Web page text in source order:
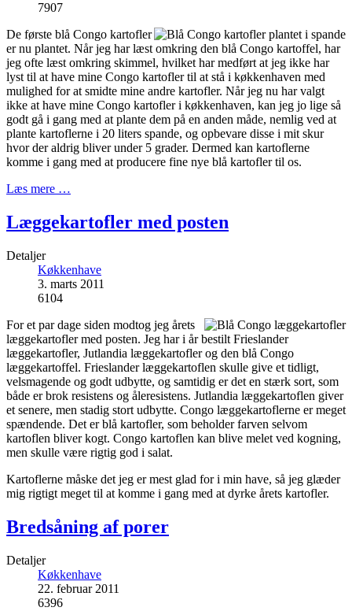
7907
De første blå Congo kartofler
er nu plantet. Når jeg har læst omkring den blå Congo kartoffel, har
jeg ofte læst omkring skimmel, hvilket har medført at jeg ikke har
lyst til at have mine Congo kartofler til at stå i køkkenhaven med
mulighed for at smidte mine andre kartofler. Når jeg nu har valgt
ikke at have mine Congo kartofler i køkkenhaven, kan jeg jo lige så
godt gå i gang med at plante dem på en anden måde, nemlig ved at
plante kartoflerne i 20 liters spande, og opbevare disse i mit skur
hvor der aldrig bliver under 5 grader. Dermed kan kartoflerne
komme i gang med at producere fine nye blå kartofler til os.
Læs mere …
Læggekartofler med posten
Detaljer
Køkkenhave
3. marts 2011
6104
For et par dage siden modtog jeg årets
læggekartofler med posten. Jeg har i år bestilt Frieslander
læggekartofler, Jutlandia læggekartofler og den blå Congo
læggekartoffel. Frieslander læggekartoflen skulle give et tidligt,
velsmagende og godt udbytte, og samtidig er det en stærk sort, som
både er brok resistens og åleresistens. Jutlandia læggekartoflen giver
et senere, men stadig stort udbytte. Congo læggekartoflerne er meget
spændende. Det er blå kartofler, som beholder farven selvom
kartoflen bliver kogt. Congo kartoflen kan blive melet ved kogning,
men skulle være rigtig god i salat.
Kartoflerne måske det jeg er mest glad for i min have, så jeg glæder
mig rigtigt meget til at komme i gang med at dyrke årets kartofler.
Bredsåning af porer
Detaljer
Køkkenhave
22. februar 2011
6396